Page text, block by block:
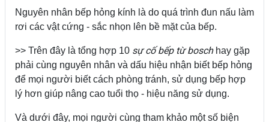
Nguyên nhân bếp hỏng kính là do quá trình đun nấu làm
rơi các vật cứng - sắc nhọn lên bề mặt của bếp.
>> Trên đây là tổng hợp 10 sự cố bếp từ boschhay gặp
phải cùng nguyên nhân và dấu hiệu nhận biết bếp hỏng
để mọi người biết cách phòng tránh, sử dụng bếp hợp
lý hơn giúp nâng cao tuổi thọ - hiệu năng sử dụng.
Và dưới đây, mọi người cùng tham khảo một số biện